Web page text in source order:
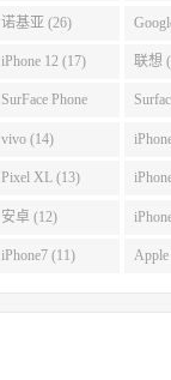
诺基亚 (26)
iPhone 12 (17) 联想
SurFace Phone
(14)
vivo (14)
Pixel XL (13)
安卓 (12)
iPhone7 (11) Apple